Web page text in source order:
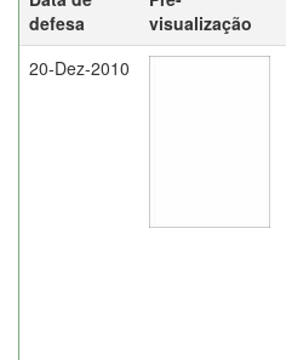
defesa
visualização
20-Dez-2010